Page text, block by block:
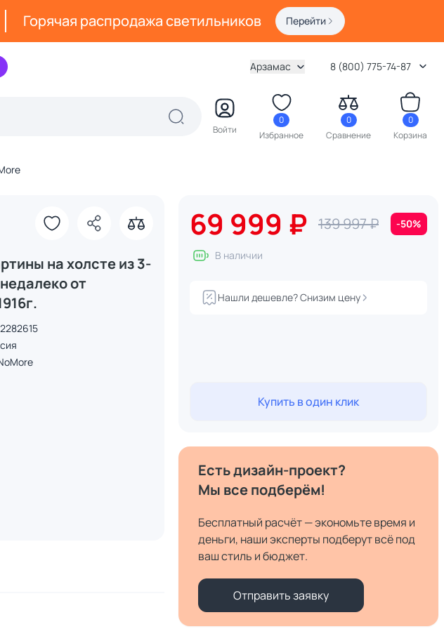
Горячая распродажа светильников Перейти
Арзамас 8 (800) 775-74-87
Войти
0
Избранное
0
Сравнение
0
Корзина
на холсте из 3-
от
69 999 ₽ 139 997 ₽ -50%
В наличии
Нашли дешевле? Снизим цену
Купить в один клик
Есть дизайн-проект?
Мы все подберём!
Бесплатный расчёт — экономьте время и
деньги, наши эксперты подберут всё под
ваш стиль и бюджет.
Отправить заявку